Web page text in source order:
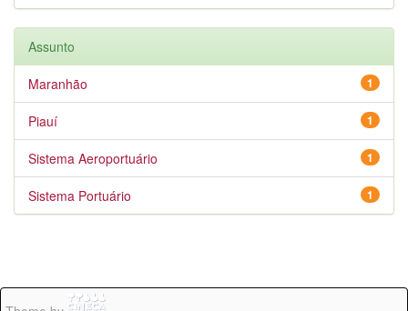
Assunto
1
Maranhão
1
Piauí
1
Sistema Aeroportuário
1
Sistema Portuário